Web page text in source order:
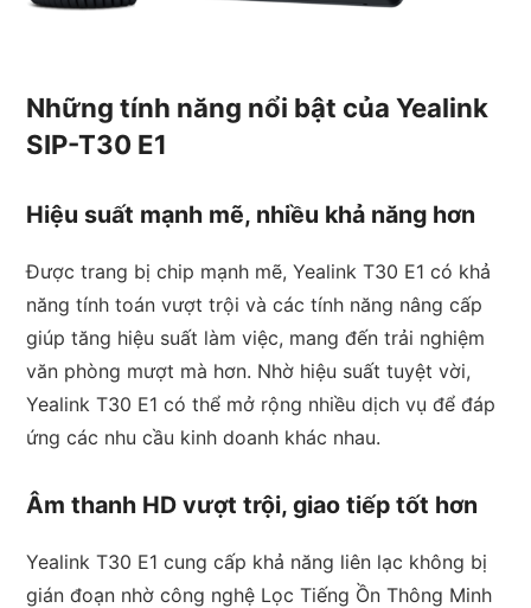
Những tính năng nổi bật của Yealink
SIP-T30 E1
Hiệu suất mạnh mẽ, nhiều khả năng hơn
Được trang bị chip mạnh mẽ, Yealink T30 E1 có khả
năng tính toán vượt trội và các tính năng nâng cấp
giúp tăng hiệu suất làm việc, mang đến trải nghiệm
văn phòng mượt mà hơn. Nhờ hiệu suất tuyệt vời,
Yealink T30 E1 có thể mở rộng nhiều dịch vụ để đáp
ứng các nhu cầu kinh doanh khác nhau.
Âm thanh HD vượt trội, giao tiếp tốt hơn
Yealink T30 E1 cung cấp khả năng liên lạc không bị
gián đoạn nhờ công nghệ Lọc Tiếng Ồn Thông Minh